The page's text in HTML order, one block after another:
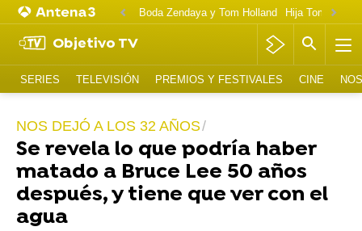
Boda Zendaya y Tom Holland Hija Tom
Objetivo TV
SERIES TELEVISIÓN PREMIOS Y FESTIVALES CINE
NOS DEJÓ A LOS 32 AÑOS
Se revela lo que podría haber
matado a Bruce Lee 50 años
después, y tiene que ver con el
agua